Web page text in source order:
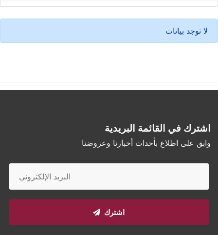
لا توجد بيانات
اشترك في القائمة البريدية
وابق على اطلاع بأحداث أخبارنا وعروضنا
اشترك